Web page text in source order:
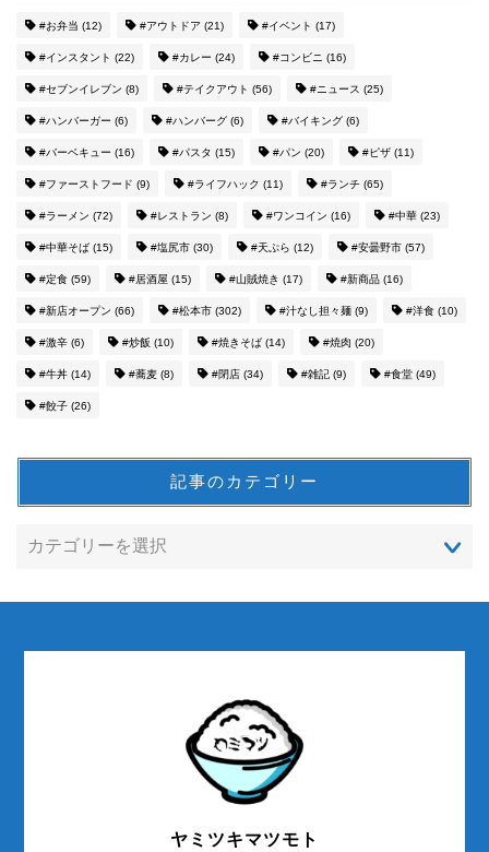
#お弁当 (12) #アウトドア (21) #イベント (17)
#インスタント (22) #カレー (24) #コンビニ (16)
#セブンイレブン (8) #テイクアウト (56) #ニュース (25)
#ハンバーガー (6) #ハンバーグ (6) #バイキング (6)
#バーベキュー (16) #パスタ (15) #パン (20) #ピザ (11)
#ファーストフード (9) #ライフハック (11) #ランチ (65)
#ラーメン (72) #レストラン (8) #ワンコイン (16) #中華 (23)
#中華そば (15) #塩尻市 (30) #天ぷら (12) #安曇野市 (57)
#定食 (59) #居酒屋 (15) #山賊焼き (17) #新商品 (16)
#新店オープン (66) #松本市 (302) #汁なし担々麺 (9) #洋食 (10)
#激辛 (6) #炒飯 (10) #焼きそば (14) #焼肉 (20)
#牛丼 (14) #蕎麦 (8) #閉店 (34) #雑記 (9) #食堂 (49)
#餃子 (26)
記事のカテゴリー
ヤミツキマツモト